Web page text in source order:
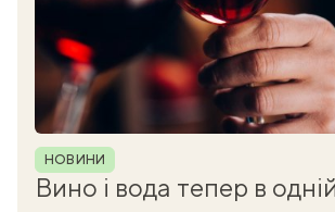
Рубрика
НОВИНИ
Вино і вода тепер в